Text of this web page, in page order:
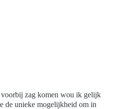
zag komen wou ik gelijk
de unieke mogelijkheid om in